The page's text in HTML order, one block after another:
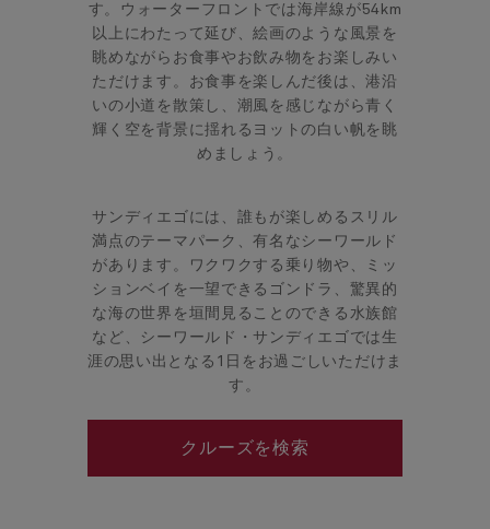
す。ウォーターフロントでは海岸線が54km
以上にわたって延び、絵画のような風景を
眺めながらお食事やお飲み物をお楽しみい
ただけます。お食事を楽しんだ後は、港沿
いの小道を散策し、潮風を感じながら青く
輝く空を背景に揺れるヨットの白い帆を眺
めましょう。
サンディエゴには、誰もが楽しめるスリル
満点のテーマパーク、有名なシーワールド
があります。ワクワクする乗り物や、ミッ
ションベイを一望できるゴンドラ、驚異的
な海の世界を垣間見ることのできる水族館
など、シーワールド・サンディエゴでは生
涯の思い出となる1日をお過ごしいただけま
す。
クルーズを検索